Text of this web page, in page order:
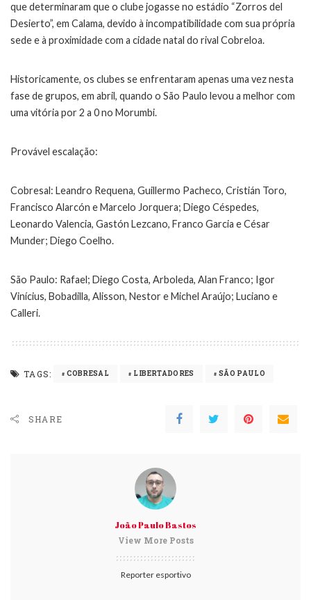
que determinaram que o clube jogasse no estádio “Zorros del
Desierto”, em Calama, devido à incompatibilidade com sua própria
sede e à proximidade com a cidade natal do rival Cobreloa.
Historicamente, os clubes se enfrentaram apenas uma vez nesta
fase de grupos, em abril, quando o São Paulo levou a melhor com
uma vitória por 2 a 0 no Morumbi.
Provável escalação:
Cobresal: Leandro Requena, Guillermo Pacheco, Cristián Toro,
Francisco Alarcón e Marcelo Jorquera; Diego Céspedes,
Leonardo Valencia, Gastón Lezcano, Franco Garcia e César
Munder; Diego Coelho.
São Paulo: Rafael; Diego Costa, Arboleda, Alan Franco; Igor
Vinícius, Bobadilla, Alisson, Nestor e Michel Araújo; Luciano e
Calleri.
TAGS: COBRESAL LIBERTADORES SÃO PAULO
SHARE
João Paulo Bastos
View More Posts
Reporter esportivo